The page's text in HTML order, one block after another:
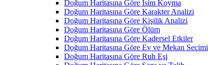
Doğum Haritasına Göre İsim Koyma
Doğum Haritasına Göre Karakter Analizi
Doğum Haritasına Göre Kişilik Analizi
Doğum Haritasına Göre Ölüm
Doğum Haritasına Göre Kadersel Etkiler
Doğum Haritasına Göre Ev ve Mekan Seçimi
Doğum Haritasına Göre Ruh Eşi